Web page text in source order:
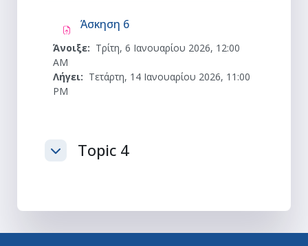
Άσκηση 6Ανάθεση εργασίας
Άνοιξε: Τρίτη, 6 Ιανουαρίου 2026, 12:00
AM
Λήγει: Τετάρτη, 14 Ιανουαρίου 2026, 11:00
PM
ΣύμπτυξηTopic 4